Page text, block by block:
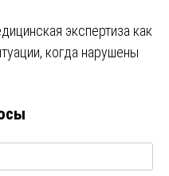
экспертиза как
когда нарушены